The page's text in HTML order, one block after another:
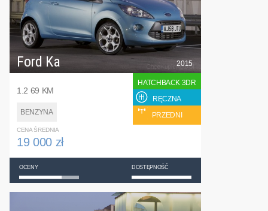
Ford Ka
1.2 69 KM
BENZYNA
2015
HATCHBACK 3DR
RĘCZNA
PRZEDNI
CENA ŚREDNIA
19 000 zł
OCENY DOSTĘPNOŚĆ